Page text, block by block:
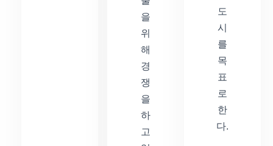
을
위
해
경
쟁
을
하
고
도
시
를
목
표
로
한
다.